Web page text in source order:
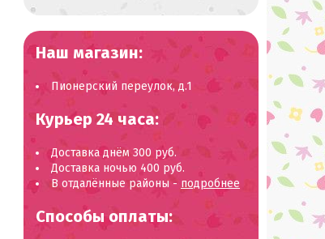
Наш магазин:
Пионерский переулок, д.1
Курьер 24 часа:
Доставка днём 300 руб.
Доставка ночью 400 руб.
В отдалённые районы - подробнее
Способы оплаты: